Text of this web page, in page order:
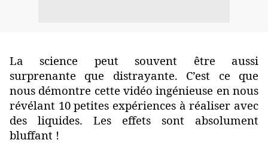
La science peut souvent être aussi
surprenante que distrayante. C’est ce que
nous démontre cette vidéo ingénieuse en nous
révélant 10 petites expériences à réaliser avec
des liquides. Les effets sont absolument
bluffant !